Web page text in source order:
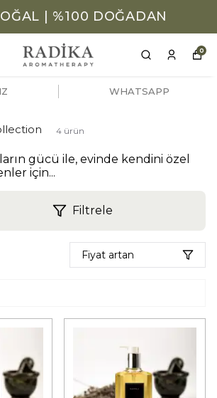
| %100 DOĞADAN
0
WHATSAPP
4 ürün
gücü ile, evinde kendini özel
için...
Filtrele
Fiyat artan